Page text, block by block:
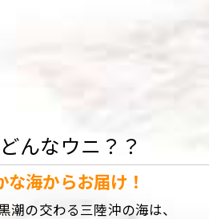
んなウニ？？
な海からお届け！
潮の交わる三陸沖の海は、